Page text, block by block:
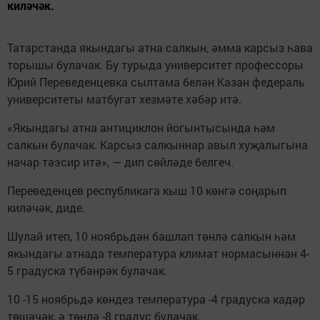
киләчәк.
Татарстанда якындагы атна салкын, әмма карсыз һава
торышы булачак. Бу турыда университет профессоры
Юрий Переведенцевка сылтама белән Казан федераль
университеты матбугат хезмәте хәбәр итә.
«Якындагы атна антициклон йогынтысында һәм
салкын булачак. Карсыз салкыннар авыл хуҗалыгына
начар тәэсир итә», — дип сөйләде белгеч.
Переведенцев республикага кыш 10 көнгә соңарып
киләчәк, диде.
Шулай итеп, 10 ноябрьдән башлап төнлә салкын һәм
якындагы атнада температура климат нормасыннан 4-
5 градуска түбәнрәк булачак.
10 -15 ноябрьдә көндез температура -4 градуска кадәр
төшәчәк, ә төнлә -8 градус булачак.